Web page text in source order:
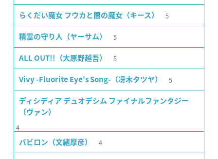
らくだい魔女 フウカと闇の魔女（キース） 5
精霊の守り人（ヤーサム） 5
ALL OUT!!（大原野越吾） 5
Vivy -Fluorite Eye's Song-（冴木タツヤ） 5
ディシディア デュオデシム ファイナルファンタジー
（ヴァン）
4
バビロン（文緒厚彦） 4